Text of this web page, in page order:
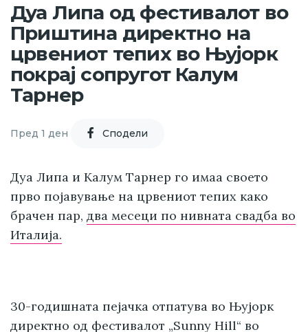
Дуа Липа од фестивалот во
Приштина директно на
црвениот тепих во Њујорк
покрај сопругот Калум
Тарнер
Пред 1 ден Cподели
Дуа Липа и Калум Тарнер го имаа своето
прво појавување на црвениот тепих како
брачен пар, два месеци по нивната свадба во
Италија.
30-годишната пејачка отпатува во Њујорк
директно од фестивалот „Sunny Hill“ во